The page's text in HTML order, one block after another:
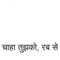
चाहा तुझको,रब से